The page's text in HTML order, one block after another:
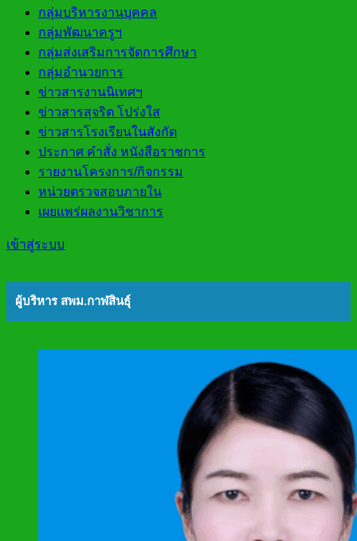
กลุ่มบริหารงานบุคคล
กลุ่มพัฒนาครูฯ
กลุ่มส่งเสริมการจัดการศึกษา
กลุ่มอำนวยการ
ข่าวสารงานนิเทศฯ
ข่าวสารสุจริต โปร่งใส
ข่าวสารโรงเรียนในสังกัด
ประกาศ คำสั่ง หนังสือราชการ
รายงานโครงการ/กิจกรรม
หน่วยตรวจสอบภายใน
เผยแพร่ผลงานวิชาการ
เข้าสู่ระบบ
ผู้บริหาร สพม.กาฬสินธุ์